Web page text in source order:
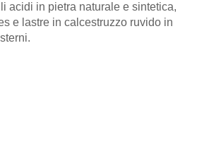
acidi in pietra naturale e sintetica,
e lastre in calcestruzzo ruvido in